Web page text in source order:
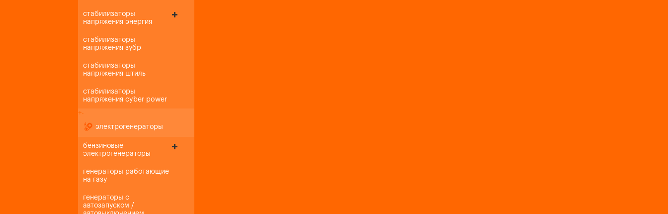
стабилизаторы
напряжения энергия
стабилизаторы
напряжения зубр
стабилизаторы
напряжения штиль
стабилизаторы
напряжения cyber power
+-
электрогенераторы
бензиновые
электрогенераторы
генераторы работающие
на газу
генераторы с
автозапуском /